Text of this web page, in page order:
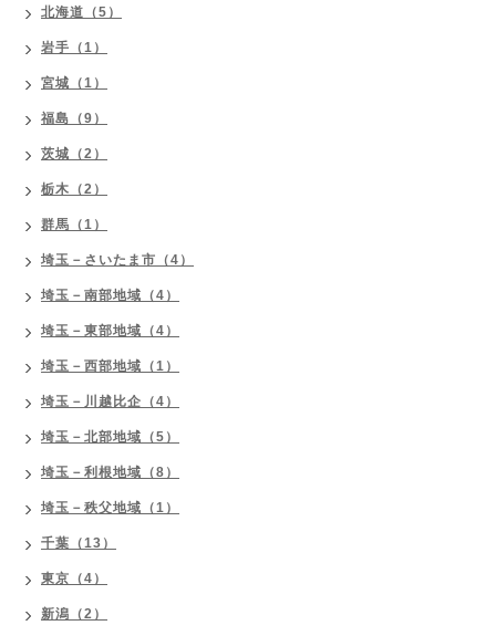
北海道（5）
岩手（1）
宮城（1）
福島（9）
茨城（2）
栃木（2）
群馬（1）
埼玉－さいたま市（4）
埼玉－南部地域（4）
埼玉－東部地域（4）
埼玉－西部地域（1）
埼玉－川越比企（4）
埼玉－北部地域（5）
埼玉－利根地域（8）
埼玉－秩父地域（1）
千葉（13）
東京（4）
新潟（2）